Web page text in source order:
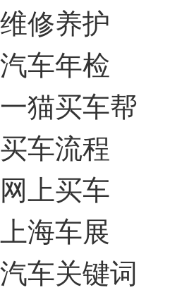
维修养护
汽车年检
一猫买车帮
买车流程
网上买车
上海车展
汽车关键词